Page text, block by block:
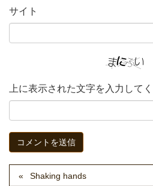
サイト
上に表示された文字を入力してく
Shaking hands